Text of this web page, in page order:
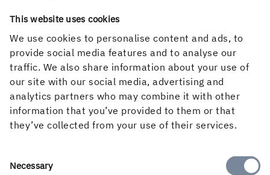
This website uses cookies
We use cookies to personalise content and ads, to
provide social media features and to analyse our
traffic. We also share information about your use of
our site with our social media, advertising and
analytics partners who may combine it with other
information that you’ve provided to them or that
they’ve collected from your use of their services.
Consent
Necessary
Följ oss i sociala medier